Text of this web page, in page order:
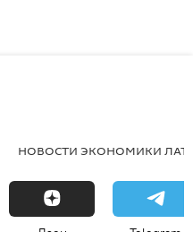
НОВОСТИ ЭКОНОМИКИ